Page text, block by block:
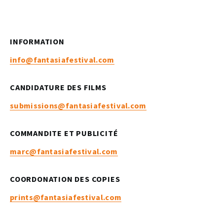
INFORMATION
info@fantasiafestival.com
CANDIDATURE DES FILMS
submissions@fantasiafestival.com
COMMANDITE ET PUBLICITÉ
marc@fantasiafestival.com
COORDONATION DES COPIES
prints@fantasiafestival.com